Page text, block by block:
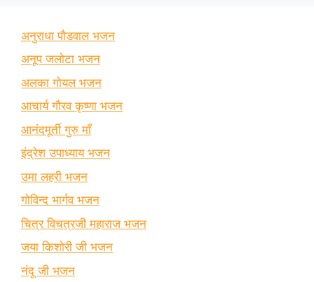
अनुराधा पौडवाल भजन
अनूप जलोटा भजन
अलका गोयल भजन
आचार्य गौरव कृष्णा भजन
आनंदमूर्ती गुरु माँ
इंद्रेश उपाध्याय भजन
उमा लहरी भजन
गोविन्द भार्गव भजन
चित्र विचत्रजी महाराज भजन
जया किशोरी जी भजन
नंदू जी भजन